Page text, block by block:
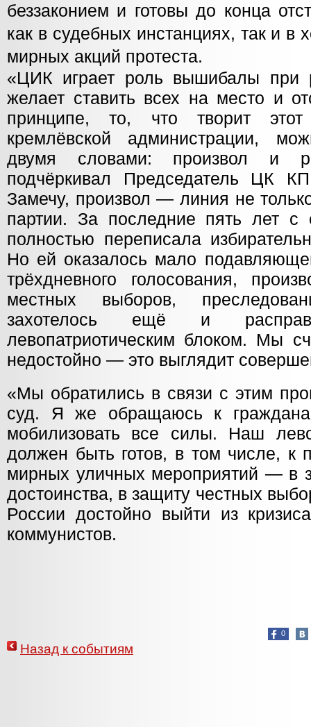
беззаконием и готовы до конца
как в судебных инстанциях, так и в
мирных акций протеста.
«ЦИК играет роль вышибалы при
желает ставить всех на место и
принципе, то, что творит
кремлёвской администрации,
двумя словами: произвол и
подчёркивал Председатель ЦК
Замечу, произвол — линия не
партии. За последние пять лет с
полностью переписала
Но ей оказалось мало
трёхдневного голосования,
местных выборов,
захотелось ещё и
левопатриотическим блоком. Мы
недостойно — это выглядит
«Мы обратились в связи с этим
суд. Я же обращаюсь к
мобилизовать все силы. Наш
должен быть готов, в том числе, к
мирных уличных мероприятий — в
достоинства, в защиту честных
России достойно выйти из
коммунистов.
0
Назад к событиям